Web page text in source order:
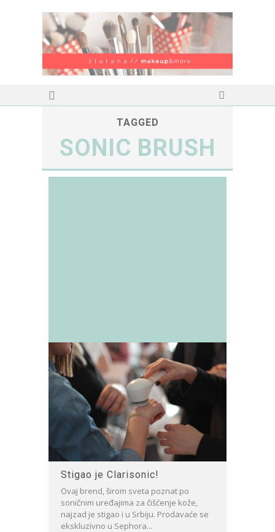
TAGGED
SONIC BRUSH
Stigao je Clarisonic!
Ovaj brend, širom sveta poznat po
soničnim uređajima za čišćenje kože,
najzad je stigao i u Srbiju. Prodavaće se
ekskluzivno u Sephora...